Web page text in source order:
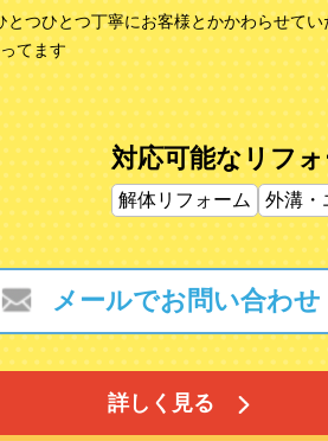
つひとつ丁寧にお客様とかかわらせて
てます
対応可能なリフ
解体リフォーム 外溝・
詳しく見る
メールでお問い合わせ